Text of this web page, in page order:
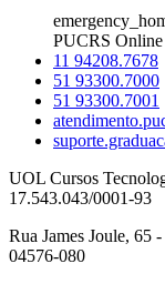
PUCRS Online
11 94208.7678
51 93300.7000
51 93300.7001
UOL Cursos
17.543.043/0001-93
Rua James Joule, 65
04576-080